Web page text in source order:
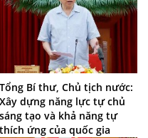
Tổng Bí thư, Chủ tịch nước:
Xây dựng năng lực tự chủ
sáng tạo và khả năng tự
thích ứng của quốc gia